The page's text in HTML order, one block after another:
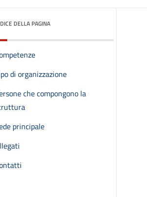
DELLA PAGINA
di organizzazione
che compongono la
principale